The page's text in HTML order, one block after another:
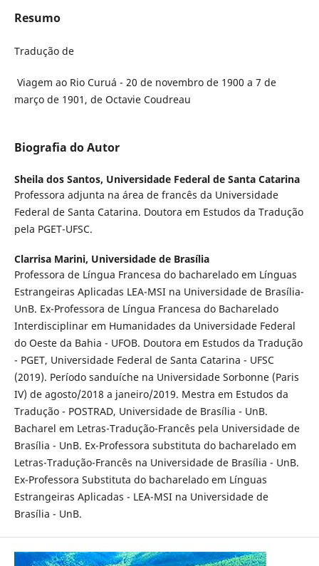
Resumo
Tradução de
Viagem ao Rio Curuá - 20 de novembro de 1900 a 7 de
março de 1901, de Octavie Coudreau
Biografia do Autor
Sheila dos Santos, Universidade Federal de Santa Catarina
Professora adjunta na área de francês da Universidade
Federal de Santa Catarina. Doutora em Estudos da Tradução
pela PGET-UFSC.
Clarrisa Marini, Universidade de Brasília
Professora de Língua Francesa do bacharelado em Línguas
Estrangeiras Aplicadas LEA-MSI na Universidade de Brasília-
UnB. Ex-Professora de Língua Francesa do Bacharelado
Interdisciplinar em Humanidades da Universidade Federal
do Oeste da Bahia - UFOB. Doutora em Estudos da Tradução
- PGET, Universidade Federal de Santa Catarina - UFSC
(2019). Período sanduíche na Universidade Sorbonne (Paris
IV) de agosto/2018 a janeiro/2019. Mestra em Estudos da
Tradução - POSTRAD, Universidade de Brasília - UnB.
Bacharel em Letras-Tradução-Francês pela Universidade de
Brasília - UnB. Ex-Professora substituta do bacharelado em
Letras-Tradução-Francês na Universidade de Brasília - UnB.
Ex-Professora Substituta do bacharelado em Línguas
Estrangeiras Aplicadas - LEA-MSI na Universidade de
Brasília - UnB.